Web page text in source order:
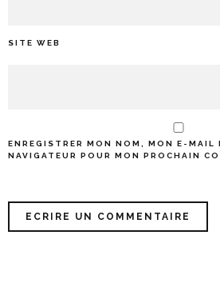
SITE WEB
ENREGISTRER MON NOM, MON E-MAIL
NAVIGATEUR POUR MON PROCHAIN